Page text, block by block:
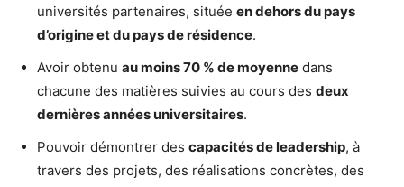
universités partenaires, située en dehors du pays
d’origine et du pays de résidence.
Avoir obtenu au moins 70 % de moyenne dans
chacune des matières suivies au cours des deux
dernières années universitaires.
Pouvoir démontrer des capacités de leadership, à
travers des projets, des réalisations concrètes, des